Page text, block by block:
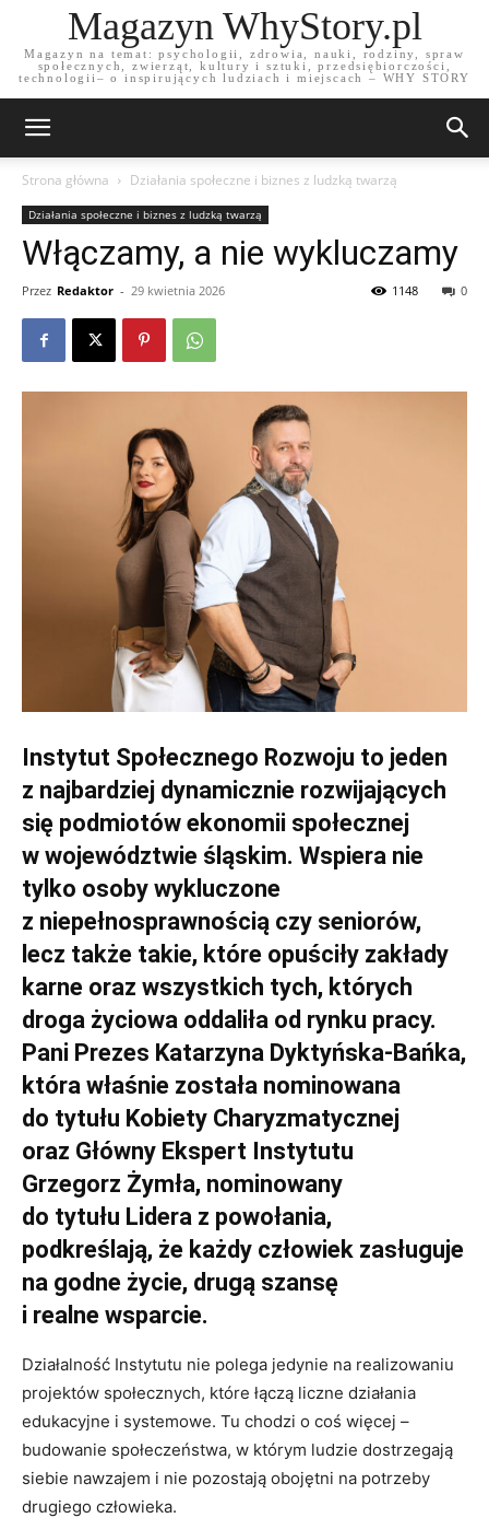
Magazyn WhyStory.pl
Magazyn na temat: psychologii, zdrowia, nauki, rodziny, spraw
społecznych, zwierząt, kultury i sztuki, przedsiębiorczości,
technologii– o inspirujących ludziach i miejscach – WHY STORY
Strona główna Działania społeczne i biznes z ludzką twarzą
Działania społeczne i biznes z ludzką twarzą
Włączamy, a nie wykluczamy
Przez Redaktor - 29 kwietnia 2026 0
1148
Instytut Społecznego Rozwoju to jeden
z najbardziej dynamicznie rozwijających
się podmiotów ekonomii społecznej
w województwie śląskim. Wspiera nie
tylko osoby wykluczone
z niepełnosprawnością czy seniorów,
lecz także takie, które opuściły zakłady
karne oraz wszystkich tych, których
droga życiowa oddaliła od rynku pracy.
Pani Prezes Katarzyna Dyktyńska-Bańka,
która właśnie została nominowana
do tytułu Kobiety Charyzmatycznej
oraz Główny Ekspert Instytutu
Grzegorz Żymła, nominowany
do tytułu Lidera z powołania,
podkreślają, że każdy człowiek zasługuje
na godne życie, drugą szansę
i realne wsparcie.
Działalność Instytutu nie polega jedynie na realizowaniu
projektów społecznych, które łączą liczne działania
edukacyjne i systemowe. Tu chodzi o coś więcej –
budowanie społeczeństwa, w którym ludzie dostrzegają
siebie nawzajem i nie pozostają obojętni na potrzeby
drugiego człowieka.